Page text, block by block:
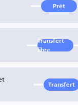
Prêt
Transfert
libre
Transfert